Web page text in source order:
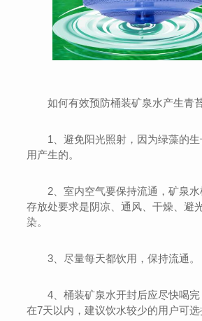
如何有效预防桶装矿泉水产生青
1、避免阳光照射，因为绿藻的
用产生的。
2、室内空气要保持流通，矿泉
存放处要求是阴凉、通风、干燥、避
染。
3、尽量每天都饮用，保持流通。
4、桶装矿泉水开封后应尽快喝
在7天以内，建议饮水较少的用户可选